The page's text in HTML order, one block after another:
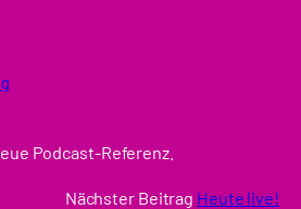
Podcast-Referenz.
Nächster Beitrag Heute live!